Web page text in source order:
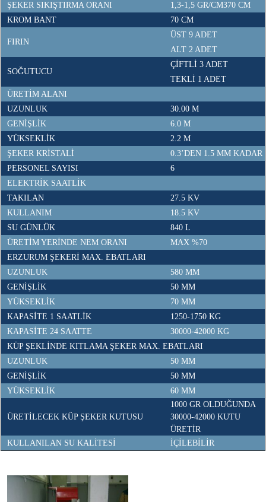
ŞEKER SIKIŞTIRMA ORANI
1,3-1,5 GR/CM370 CM
KROM BANT
70 CM
FIRIN
ÜST 9 ADET
ALT 2 ADET
SOĞUTUCU
ÇİFTLİ 3 ADET
TEKLİ 1 ADET
ÜRETİM ALANI
UZUNLUK
30.00 M
GENİŞLİK
6.0 M
YÜKSEKLİK
2.2 M
ŞEKER KRİSTALİ
0.3’DEN 1.5 MM KADAR
PERSONEL SAYISI
6
ELEKTRİK SAATLİK
TAKILAN
27.5 KV
KULLANIM
18.5 KV
SU GÜNLÜK
840 L
ÜRETİM YERİNDE NEM ORANI
MAX %70
ERZURUM ŞEKERİ MAX. EBATLARI
UZUNLUK
580 MM
GENİŞLİK
50 MM
YÜKSEKLİK
70 MM
KAPASİTE 1 SAATLİK
1250-1750 KG
KAPASİTE 24 SAATTE
30000-42000 KG
KÜP ŞEKLİNDE KITLAMA ŞEKER MAX. EBATLARI
UZUNLUK
50 MM
GENİŞLİK
50 MM
YÜKSEKLİK
60 MM
ÜRETİLECEK KÜP ŞEKER KUTUSU
1000 GR OLDUĞUNDA
30000-42000 KUTU
ÜRETİR
KULLANILAN SU KALİTESİ
İÇİLEBİLİR